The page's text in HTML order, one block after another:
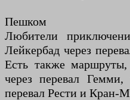
Пешком
Любители
Лейкербад через
Есть также
через перевал Гемми,
перевал Рести и Кран-